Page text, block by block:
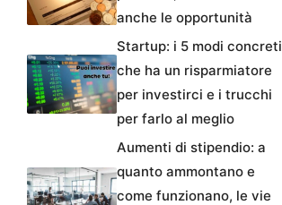
anche le opportunità
Startup: i 5 modi concreti
che ha un risparmiatore
per investirci e i trucchi
per farlo al meglio
Aumenti di stipendio: a
quanto ammontano e
come funzionano, le vie